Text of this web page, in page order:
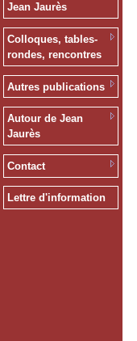
Jean Jaurès
Colloques, tables-
rondes, rencontres
Autres publications
Autour de Jean
Jaurès
Contact
Lettre d'information